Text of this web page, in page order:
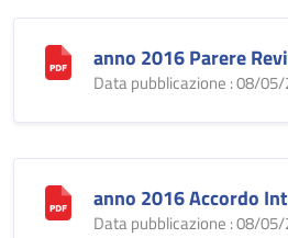
anno 2016 Parere
Data pubblicazione : 08/
anno 2016 Accordo
Data pubblicazione : 08/